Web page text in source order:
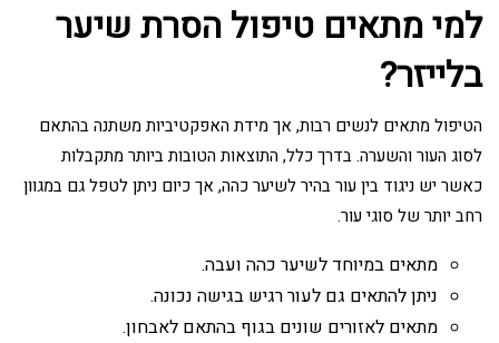
למי מתאים טיפול הסרת שיער
בלייזר?
הטיפול מתאים לנשים רבות, אך מידת האפקטיביות משתנה בהתאם
לסוג העור והשערה. בדרך כלל, התוצאות הטובות ביותר מתקבלות
כאשר יש ניגוד בין עור בהיר לשיער כהה, אך כיום ניתן לטפל גם במגוון
רחב יותר של סוגי עור.
מתאים במיוחד לשיער כהה ועבה.
ניתן להתאים גם לעור רגיש בגישה נכונה.
מתאים לאזורים שונים בגוף בהתאם לאבחון.